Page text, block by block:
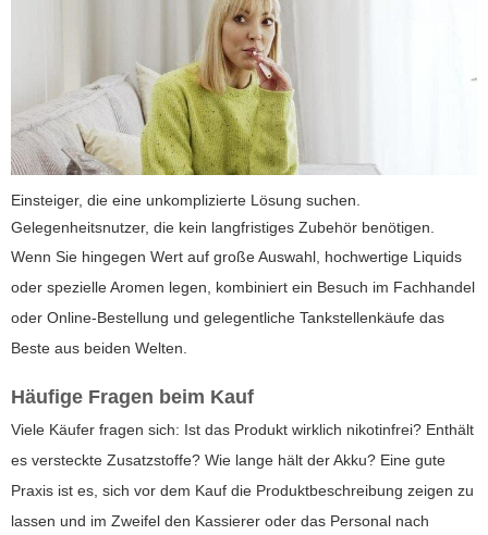
Einsteiger, die eine unkomplizierte Lösung suchen.
Gelegenheitsnutzer, die kein langfristiges Zubehör benötigen.
Wenn Sie hingegen Wert auf große Auswahl, hochwertige Liquids
oder spezielle Aromen legen, kombiniert ein Besuch im Fachhandel
oder Online-Bestellung und gelegentliche Tankstellenkäufe das
Beste aus beiden Welten.
Häufige Fragen beim Kauf
Viele Käufer fragen sich: Ist das Produkt wirklich nikotinfrei? Enthält
es versteckte Zusatzstoffe? Wie lange hält der Akku? Eine gute
Praxis ist es, sich vor dem Kauf die Produktbeschreibung zeigen zu
lassen und im Zweifel den Kassierer oder das Personal nach